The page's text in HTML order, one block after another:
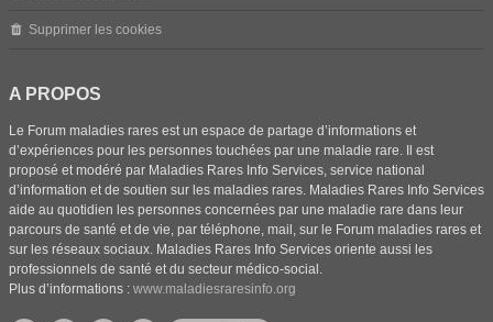
Supprimer les cookies
A PROPOS
Le Forum maladies rares est un espace de partage d’informations et
d’expériences pour les personnes touchées par une maladie rare. Il est
proposé et modéré par Maladies Rares Info Services, service national
d’information et de soutien sur les maladies rares. Maladies Rares Info Services
aide au quotidien les personnes concernées par une maladie rare dans leur
parcours de santé et de vie, par téléphone, mail, sur le Forum maladies rares et
sur les réseaux sociaux. Maladies Rares Info Services oriente aussi les
professionnels de santé et du secteur médico-social.
Plus d’informations : www.maladiesraresinfo.org